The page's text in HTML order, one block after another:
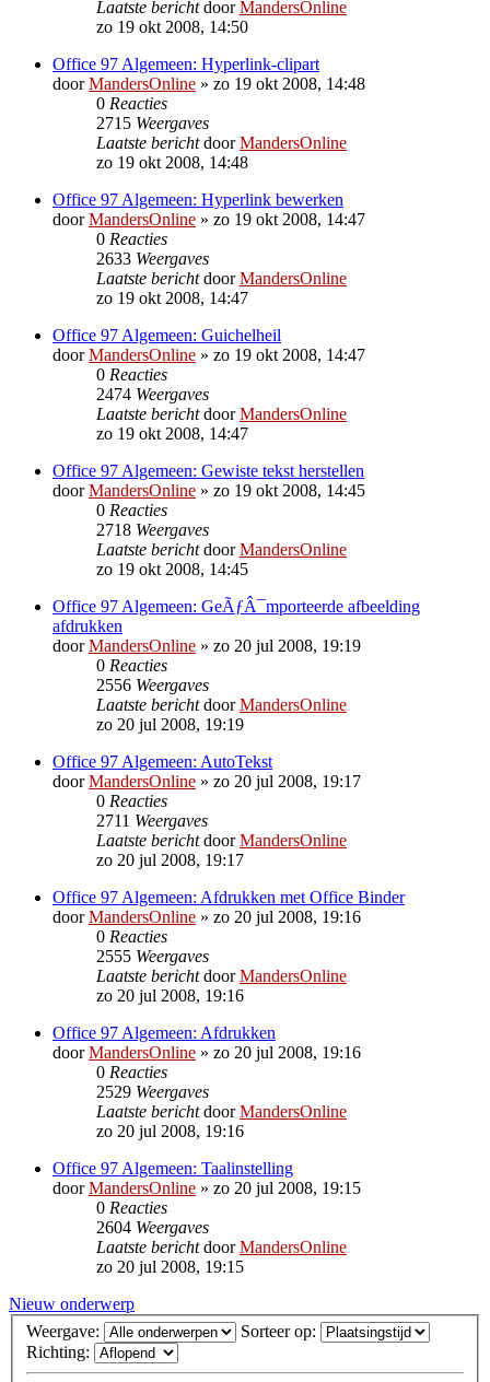
Laatste berichtdoorMandersOnline
zo 19 okt 2008, 14:50
Office 97 Algemeen: Hyperlink-clipart
doorMandersOnline » zo 19 okt 2008, 14:48
0 Reacties
2715 Weergaves
Laatste berichtdoorMandersOnline
zo 19 okt 2008, 14:48
Office 97 Algemeen: Hyperlink bewerken
doorMandersOnline » zo 19 okt 2008, 14:47
0 Reacties
2633 Weergaves
Laatste berichtdoorMandersOnline
zo 19 okt 2008, 14:47
Office 97 Algemeen: Guichelheil
doorMandersOnline » zo 19 okt 2008, 14:47
0 Reacties
2474 Weergaves
Laatste berichtdoorMandersOnline
zo 19 okt 2008, 14:47
Office 97 Algemeen: Gewiste tekst herstellen
doorMandersOnline » zo 19 okt 2008, 14:45
0 Reacties
2718 Weergaves
Laatste berichtdoorMandersOnline
zo 19 okt 2008, 14:45
Office 97 Algemeen: GeÃƒÂ¯mporteerde afbeelding
afdrukken
doorMandersOnline » zo 20 jul 2008, 19:19
0 Reacties
2556 Weergaves
Laatste berichtdoorMandersOnline
zo 20 jul 2008, 19:19
Office 97 Algemeen: AutoTekst
doorMandersOnline » zo 20 jul 2008, 19:17
0 Reacties
2711 Weergaves
Laatste berichtdoorMandersOnline
zo 20 jul 2008, 19:17
Office 97 Algemeen: Afdrukken met Office Binder
doorMandersOnline » zo 20 jul 2008, 19:16
0 Reacties
2555 Weergaves
Laatste berichtdoorMandersOnline
zo 20 jul 2008, 19:16
Office 97 Algemeen: Afdrukken
doorMandersOnline » zo 20 jul 2008, 19:16
0 Reacties
2529 Weergaves
Laatste berichtdoorMandersOnline
zo 20 jul 2008, 19:16
Office 97 Algemeen: Taalinstelling
doorMandersOnline » zo 20 jul 2008, 19:15
0 Reacties
2604 Weergaves
Laatste berichtdoorMandersOnline
zo 20 jul 2008, 19:15
Nieuw onderwerp
Weergave:
Sorteer op:
Richting: